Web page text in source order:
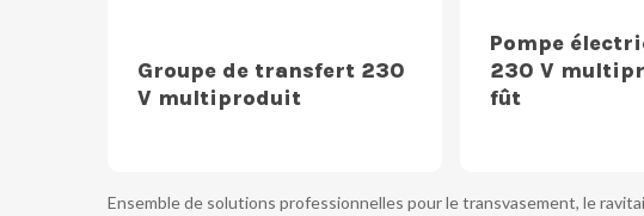
Groupe de transfert 230
V multiproduit
Pompe
230 V
fût
Ensemble de solutions professionnelles pour le transvasement, le